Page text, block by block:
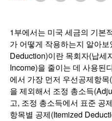
1부에서는 미국 세금의 기본
가 어떻게 작용하는지 알아
Deduction)이란 목회자(납세
Income)을 줄이는 데 사용된
에서 가장 먼저 우선공제항
을 제외해서 조정 총소득
고, 조정 총소득에서 표준 공
항목별 공제(Itemized